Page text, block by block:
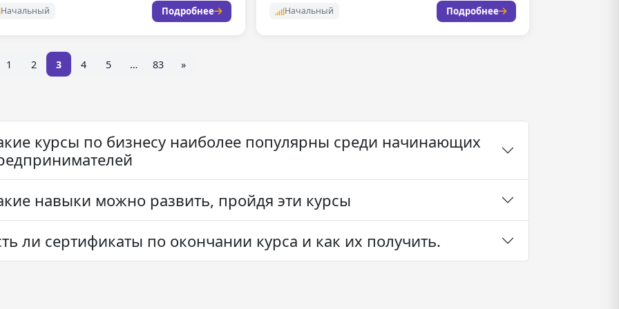
Начальный Подробнее Начальный Подробнее
1 2 3 4 5 … 83 »
курсы по бизнесу наиболее популярны среди начинающих
навыки можно развить, пройдя эти курсы
ли сертификаты по окончании курса и как их получить.